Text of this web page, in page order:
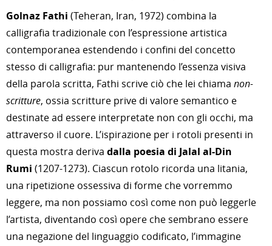
Golnaz Fathi (Teheran, Iran, 1972) combina la
calligrafia tradizionale con l’espressione artistica
contemporanea estendendo i confini del concetto
stesso di calligrafia: pur mantenendo l’essenza visiva
della parola scritta, Fathi scrive ciò che lei chiama non-
scritture, ossia scritture prive di valore semantico e
destinate ad essere interpretate non con gli occhi, ma
attraverso il cuore. L’ispirazione per i rotoli presenti in
questa mostra deriva dalla poesia di Jalal al-Din
Rumi (1207-1273). Ciascun rotolo ricorda una litania,
una ripetizione ossessiva di forme che vorremmo
leggere, ma non possiamo così come non può leggerle
l’artista, diventando così opere che sembrano essere
una negazione del linguaggio codificato, l’immagine